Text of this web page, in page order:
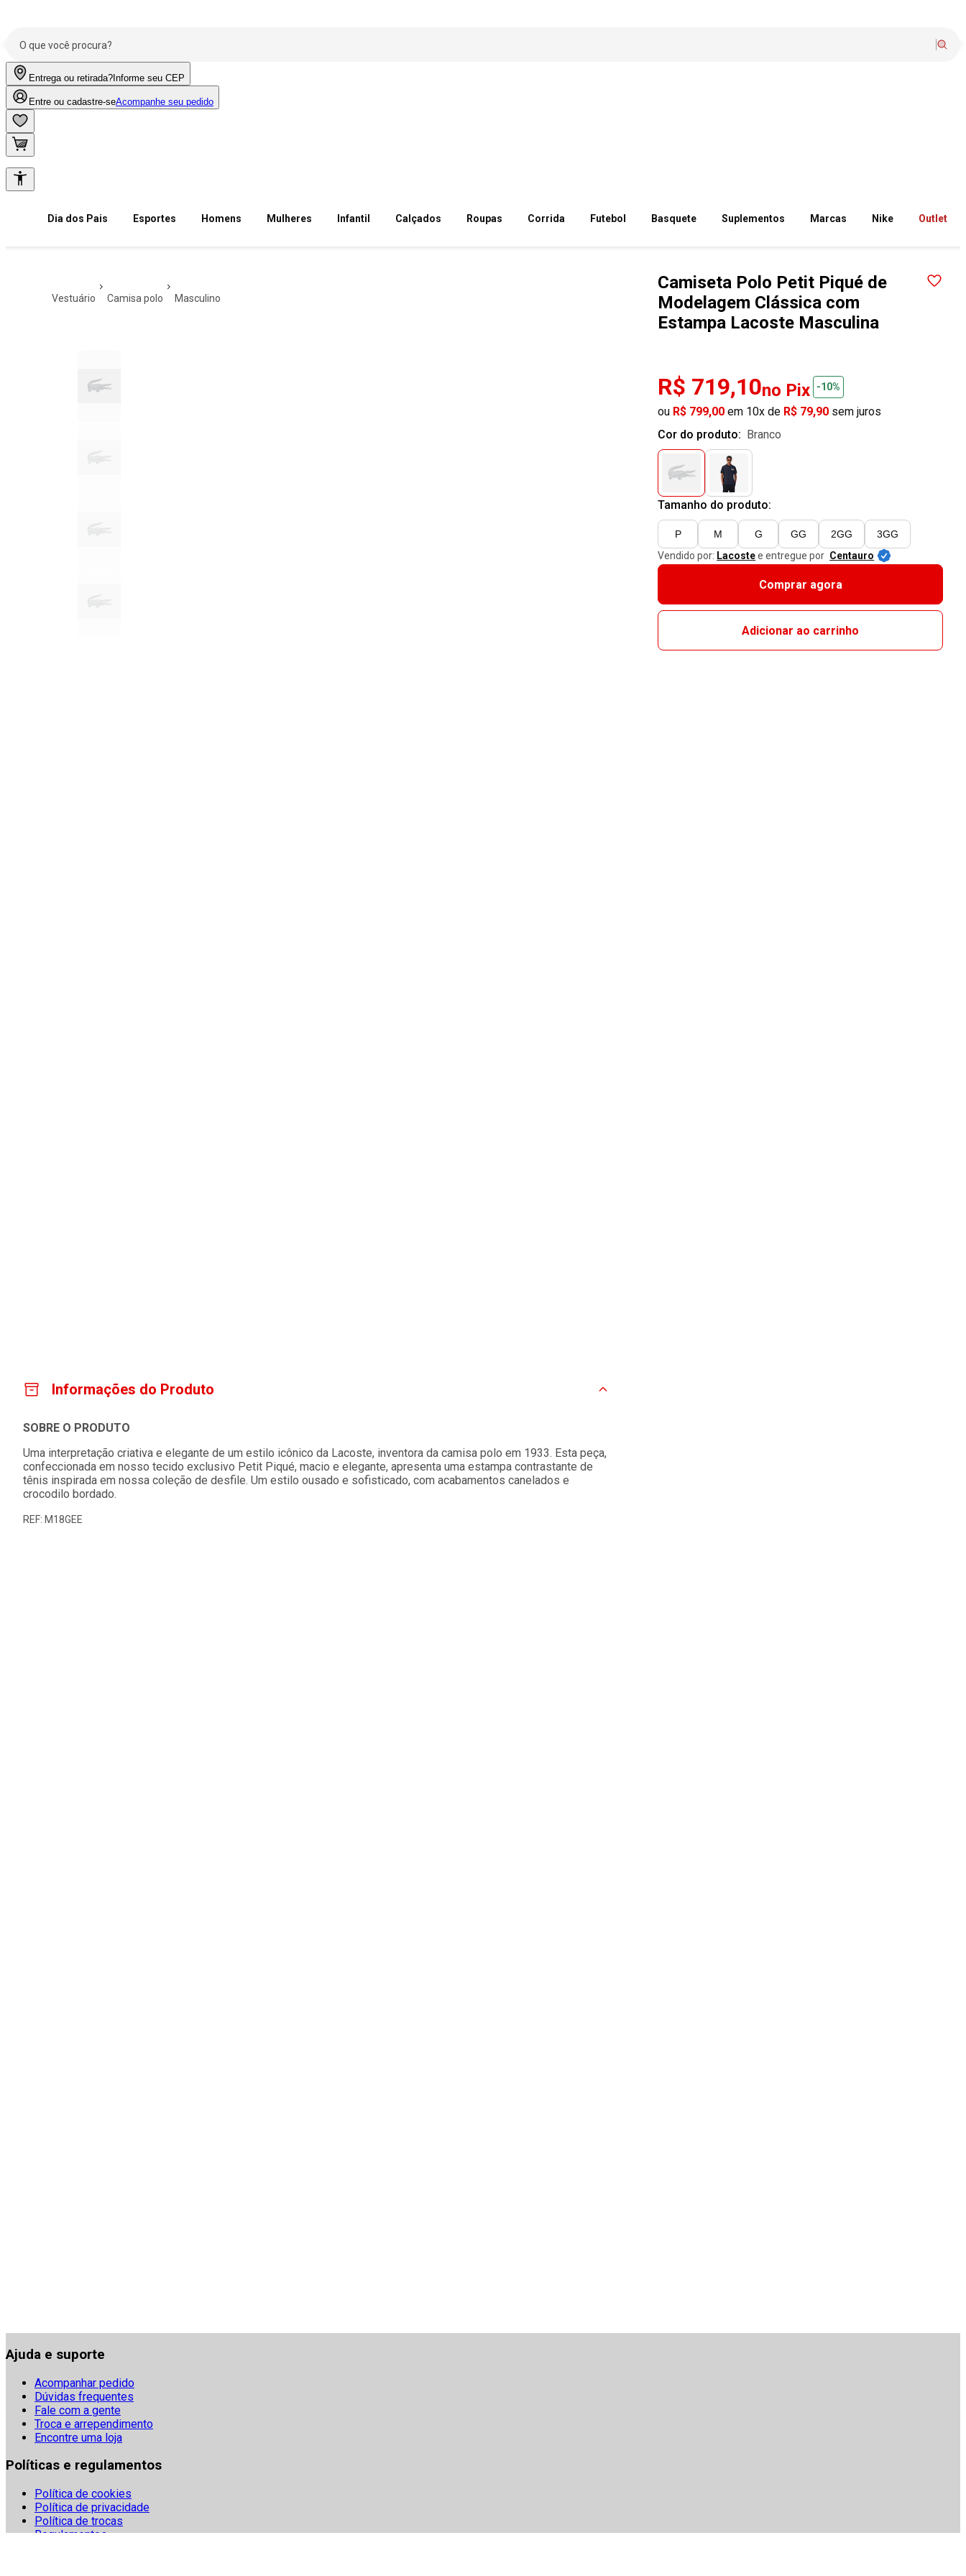
Entrega ou retirada? Informe seu CEP
Entre ou cadastre-seAcompanhe seu pedido
Dia dos Pais Esportes Homens Mulheres Infantil Calçados Roupas Corrida Futebol Basquete Suplementos Marcas Nike Outlet
vestuário camisa polo masculino
Camiseta Polo Petit Piqué de
Modelagem Clássica com
Estampa Lacoste Masculina
R$ 719,10no Pix -10%
ou R$ 799,00 em 10x de R$ 79,90 sem juros
Cor do produto:
branco
Tamanho do produto:
P M G GG 2GG
3GG
Vendido por: Lacostee entregue por Centauro
Comprar agora
Adicionar ao carrinho
Informações do Produto
SOBRE O PRODUTO
Uma interpretação criativa e elegante de um estilo icônico da Lacoste, inventora da camisa polo em 1933. Esta peça,
confeccionada em nosso tecido exclusivo Petit Piqué, macio e elegante, apresenta uma estampa contrastante de
tênis inspirada em nossa coleção de desfile. Um estilo ousado e sofisticado, com acabamentos canelados e
crocodilo bordado.
REF: M18GEE
Ajuda e suporte
Acompanhar pedido
Dúvidas frequentes
Fale com a gente
Troca e arrependimento
Encontre uma loja
Políticas e regulamentos
Política de cookies
Política de privacidade
Política de trocas
Regulamentos